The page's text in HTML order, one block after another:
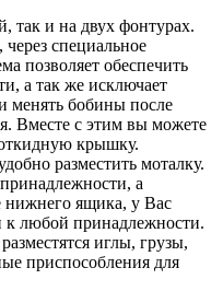
так и на двух фонтурах.
специальное
позволяет обеспечить
а так же исключает
менять бобины после
Вместе с этим вы можете
крышку.
разместить моталку.
а
нижнего ящика, у Вас
к любой принадлежности.
иглы, грузы,
приспособления для